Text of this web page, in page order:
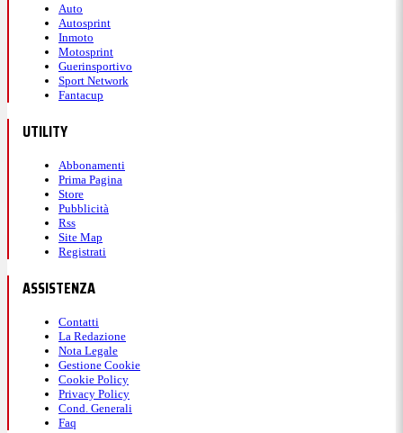
Auto
Autosprint
Inmoto
Motosprint
Guerinsportivo
Sport Network
Fantacup
UTILITY
Abbonamenti
Prima Pagina
Store
Pubblicità
Rss
Site Map
Registrati
ASSISTENZA
Contatti
La Redazione
Nota Legale
Gestione Cookie
Cookie Policy
Privacy Policy
Cond. Generali
Faq